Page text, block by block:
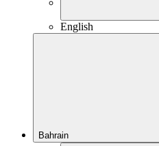
English
Bahrain